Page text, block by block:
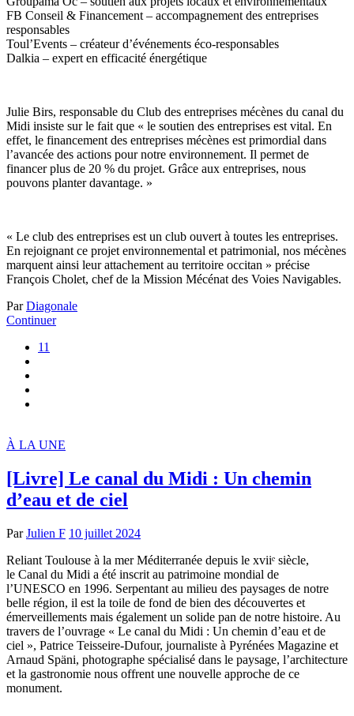
FB Conseil & Financement – accompagnement des entreprises
responsables
Toul’Events – créateur d’événements éco-responsables
Dalkia – expert en efficacité énergétique
Julie Birs, responsable du Club des entreprises mécènes du canal du
Midi insiste sur le fait que « le soutien des entreprises est vital. En
effet, le financement des entreprises mécènes est primordial dans
l’avancée des actions pour notre environnement. Il permet de
financer plus de 20 % du projet. Grâce aux entreprises, nous
pouvons planter davantage. »
« Le club des entreprises est un club ouvert à toutes les entreprises.
En rejoignant ce projet environnemental et patrimonial, nos mécènes
marquent ainsi leur attachement au territoire occitan » précise
François Cholet, chef de la Mission Mécénat des Voies Navigables.
ParDiagonale
Continuer
11
À LA UNE
[Livre] Le canal du Midi : Un chemin
d’eau et de ciel
Par Julien F 10 juillet 2024
Reliant Toulouse à la mer Méditerranée depuis le xviiᵉ siècle,
le Canal du Midi a été inscrit au patrimoine mondial de
l’UNESCO en 1996. Serpentant au milieu des paysages de notre
belle région, il est la toile de fond de bien des découvertes et
émerveillements mais également un solide pan de notre histoire. Au
travers de l’ouvrage « Le canal du Midi : Un chemin d’eau et de
ciel », Patrice Teisseire-Dufour, journaliste à Pyrénées Magazine et
Arnaud Späni, photographe spécialisé dans le paysage, l’architecture
et la gastronomie nous offrent une nouvelle approche de ce
monument.